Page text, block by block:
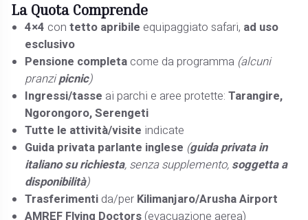
La Quota Comprende
4×4 contetto apribile equipaggiato safari, ad uso
esclusivo
Pensione completacome da programma (alcuni
pranzipicnic)
Ingressi/tasse ai parchi e aree protette:Tarangire,
Ngorongoro, Serengeti
Tutte le attività/visite indicate
Guida privata parlante inglese (guida privata in
italiano su richiesta, senza supplemento, soggetta a
disponibilità)
Trasferimenti da/per Kilimanjaro/Arusha Airport
AMREF Flying Doctors (evacuazione aerea)